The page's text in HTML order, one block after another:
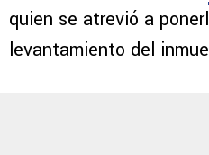
quien se atrevió a
levantamiento del